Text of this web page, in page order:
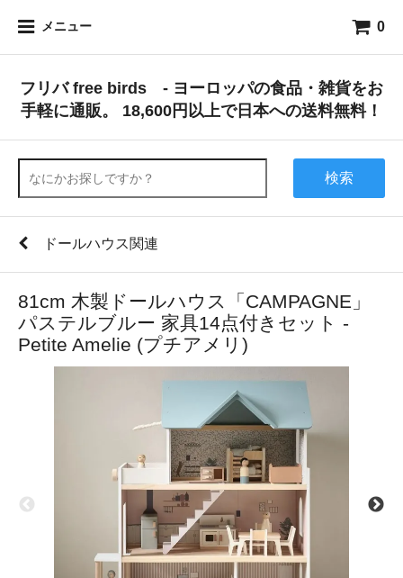
メニュー 0
フリバ free birds - ヨーロッパの食品・雑貨をお
手軽に通販。 18,600円以上で日本への送料無料！
検索
ドールハウス関連
81cm 木製ドールハウス「CAMPAGNE」
パステルブルー 家具14点付きセット -
Petite Amelie (プチアメリ)